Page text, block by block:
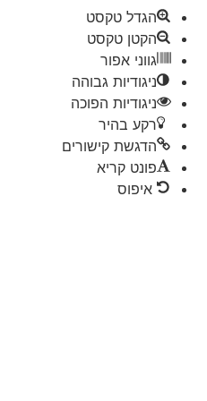
הגדל טקסט
הקטן טקסט
גווני אפור
ניגודיות גבוהה
ניגודיות הפוכה
רקע בהיר
הדגשת קישורים
פונט קריא
איפוס